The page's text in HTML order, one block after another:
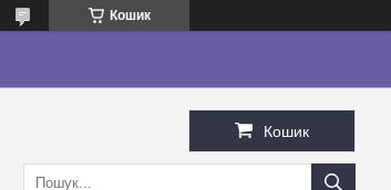
Кошик
Кошик